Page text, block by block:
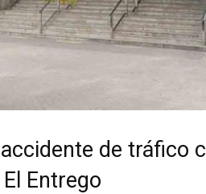
de tráfico
Entrego